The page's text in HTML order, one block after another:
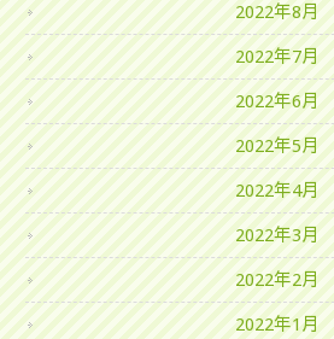
2022年8月
2022年7月
2022年6月
2022年5月
2022年4月
2022年3月
2022年2月
2022年1月